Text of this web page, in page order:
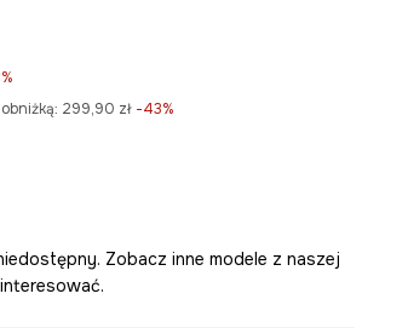
299,90 zł -43%
Zobacz inne modele z naszej